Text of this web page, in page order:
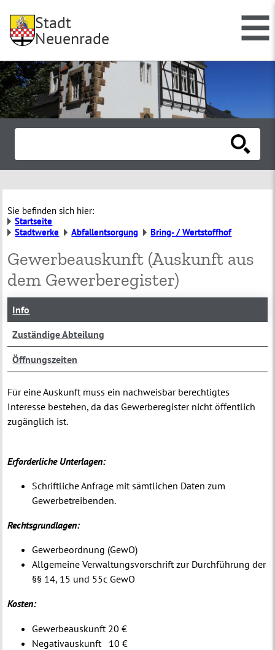
Stadt
Neuenrade
Sie befinden sich hier:
Startseite
Stadtwerke
Abfallentsorgung Bring- / Wertstoffhof
Gewerbeauskunft (Auskunft aus
dem Gewerberegister)
Info
Zuständige Abteilung
Öffnungszeiten
Für eine Auskunft muss ein nachweisbar berechtigtes
Interesse bestehen, da das Gewerberegister nicht öffentlich
zugänglich ist.
Erforderliche Unterlagen:
Schriftliche Anfrage mit sämtlichen Daten zum
Gewerbetreibenden.
Rechtsgrundlagen:
Gewerbeordnung (GewO)
Allgemeine Verwaltungsvorschrift zur Durchführung der
§§ 14, 15 und 55c GewO
Kosten:
Gewerbeauskunft 20 €
Negativauskunft 10 €